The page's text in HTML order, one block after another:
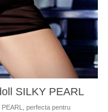
SILKY PEARL
perfecta pentru